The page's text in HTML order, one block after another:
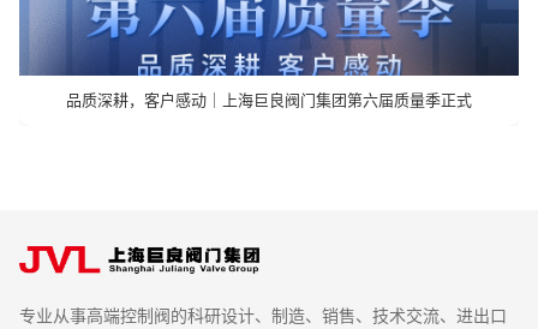
品质深耕，客户感动｜上海巨良阀门集团第六届质量季正式
专业从事高端控制阀的科研设计、制造、销售、技术交流、进出口